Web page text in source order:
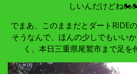
しいんだけどね
でまあ、このままだとダートRIDE
そうなんで、ほんの少しでもいい
く、本日三重県尾鷲市まで足を